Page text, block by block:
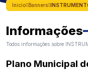
Início Banners
Informações
Todos informações sobre
Plano Municipal